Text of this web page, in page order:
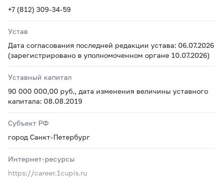
+7 (812) 309-34-59
Устав
Дата согласования последней редакции устава: 06.07.2026
(зарегистрировано в уполномоченном органе 10.07.2026)
Уставный капитал
90 000 000,00 руб., дата изменения величины уставного
капитала: 08.08.2019
Субъект РФ
город Санкт-Петербург
Интернет-ресурсы
https://career.1cupis.ru